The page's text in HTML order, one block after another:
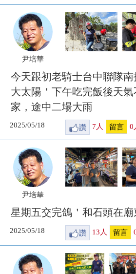
尹培華
今天跟初老騎士台中聯隊
大太陽＇下午吃完飯後天氣
家，途中二場大雨
2025/05/18 讚 7 人 留言 0
尹培華
星期五交完鴿＇和石頭在
2025/05/18 讚 13 人 留言